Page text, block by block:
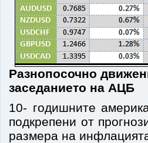
Разнопосочно
заседанието на АЦБ
10- годишните
подкрепени от
размера на